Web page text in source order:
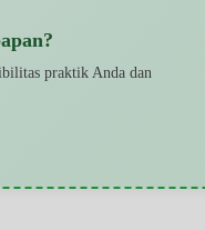
praktik Anda dan